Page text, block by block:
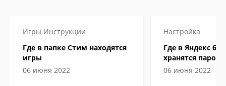
Игры Инструкции
Где в папке Стим находятся
игры
06 июня 2022
Настройка
Где в Яндекс
хранятся пароли
06 июня 2022